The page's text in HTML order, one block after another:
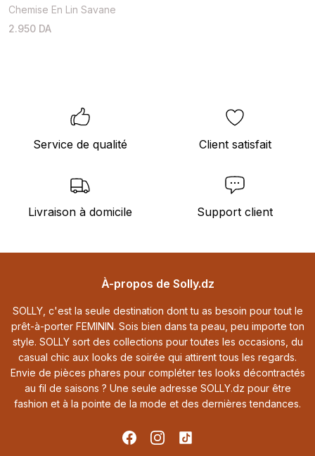
Chemise En Lin Savane
2.950 DA
Service de qualité Client satisfait
Livraison à domicile Support client
À-propos de Solly.dz
SOLLY, c'est la seule destination dont tu as besoin pour tout le
prêt-à-porter FEMININ. Sois bien dans ta peau, peu importe ton
style. SOLLY sort des collections pour toutes les occasions, du
casual chic aux looks de soirée qui attirent tous les regards.
Envie de pièces phares pour compléter tes looks décontractés
au fil de saisons ? Une seule adresse SOLLY.dz pour être
fashion et à la pointe de la mode et des dernières tendances.
FacebookInstagram
TikTok